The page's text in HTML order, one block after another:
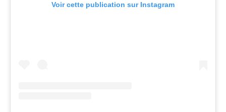
Voir cette publication sur Instagram